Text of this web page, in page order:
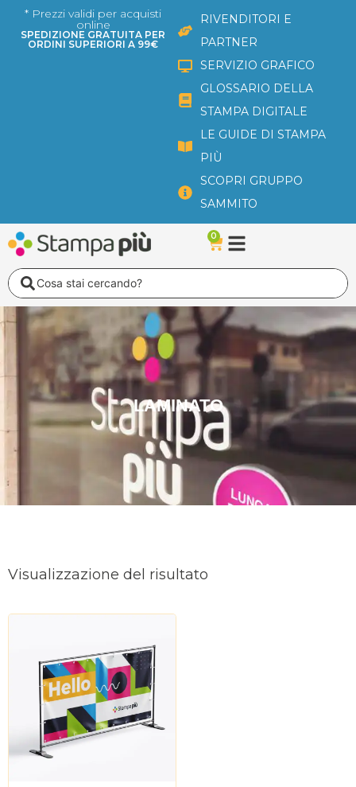
* Prezzi validi per acquisti
online
SPEDIZIONE GRATUITA PER
ORDINI SUPERIORI A 99€
RIVENDITORI E
PARTNER
SERVIZIO GRAFICO
GLOSSARIO DELLA
STAMPA DIGITALE
LE GUIDE DI STAMPA
PIÙ
SCOPRI GRUPPO
SAMMITO
0
Carrello
Search
...
LAMINATO
Visualizzazione del risultato